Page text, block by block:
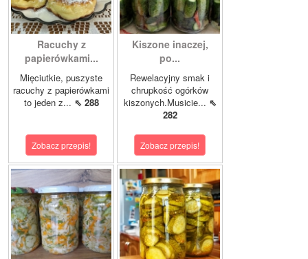
Racuchy z
papierówkami...
Mięciutkie, puszyste
racuchy z papierówkami
to jeden z... ⇖ 288
Zobacz przepis!
Kiszone inaczej,
po...
Rewelacyjny smak i
chrupkość ogórków
kiszonych.Musicie... ⇖
282
Zobacz przepis!